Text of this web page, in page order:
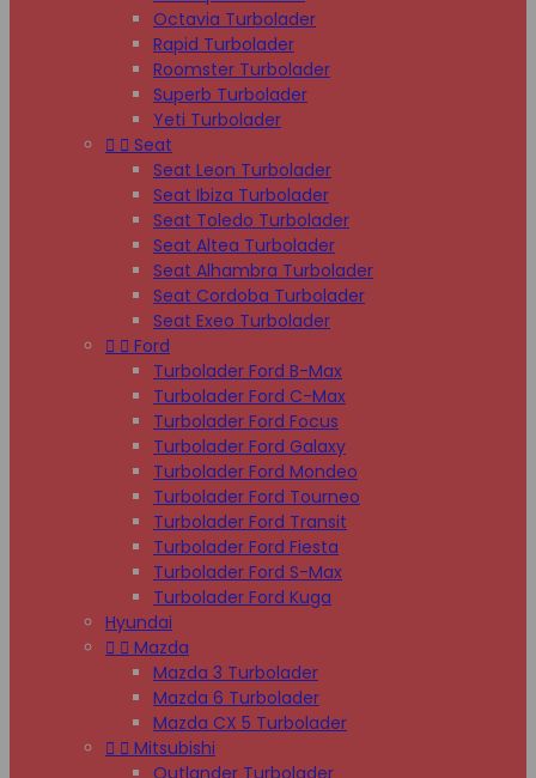
Octavia Turbolader
Rapid Turbolader
Roomster Turbolader
Superb Turbolader
Yeti Turbolader
  Seat
Seat Leon Turbolader
Seat Ibiza Turbolader
Seat Toledo Turbolader
Seat Altea Turbolader
Seat Alhambra Turbolader
Seat Cordoba Turbolader
Seat Exeo Turbolader
  Ford
Turbolader Ford B-Max
Turbolader Ford C-Max
Turbolader Ford Focus
Turbolader Ford Galaxy
Turbolader Ford Mondeo
Turbolader Ford Tourneo
Turbolader Ford Transit
Turbolader Ford Fiesta
Turbolader Ford S-Max
Turbolader Ford Kuga
Hyundai
  Mazda
Mazda 3 Turbolader
Mazda 6 Turbolader
Mazda CX 5 Turbolader
  Mitsubishi
Outlander Turbolader